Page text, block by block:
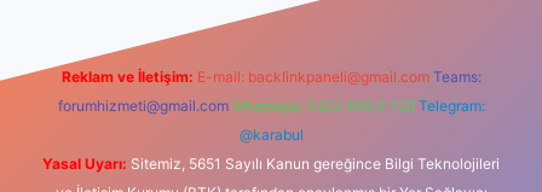
Reklam ve İletişim: E-mail: backlinkpaneli@gmail.com Teams:
forumhizmeti@gmail.com Whatsapp: 0262 606 0 726 Telegram:
@karabul
Yasal Uyarı: Sitemiz, 5651 Sayılı Kanun gereğince Bilgi Teknolojileri